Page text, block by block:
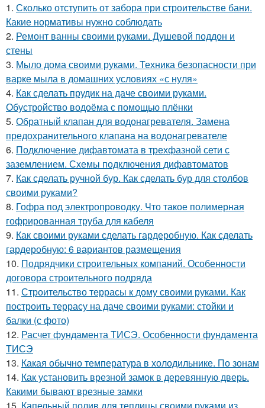
1. Сколько отступить от забора при строительстве бани.
Какие нормативы нужно соблюдать
2. Ремонт ванны своими руками. Душевой поддон и
стены
3. Мыло дома своими руками. Техника безопасности при
варке мыла в домашних условиях «с нуля»
4. Как сделать прудик на даче своими руками.
Обустройство водоёма с помощью плёнки
5. Обратный клапан для водонагревателя. Замена
предохранительного клапана на водонагревателе
6. Подключение дифавтомата в трехфазной сети с
заземлением. Схемы подключения дифавтоматов
7. Как сделать ручной бур. Как сделать бур для столбов
своими руками?
8. Гофра под электропроводку. Что такое полимерная
гофрированная труба для кабеля
9. Как своими руками сделать гардеробную. Как сделать
гардеробную: 6 вариантов размещения
10. Подрядчики строительных компаний. Особенности
договора строительного подряда
11. Строительство террасы к дому своими руками. Как
построить террасу на даче своими руками: стойки и
балки (с фото)
12. Расчет фундамента ТИСЭ. Особенности фундамента
ТИСЭ
13. Какая обычно температура в холодильнике. По зонам
14. Как установить врезной замок в деревянную дверь.
Какими бывают врезные замки